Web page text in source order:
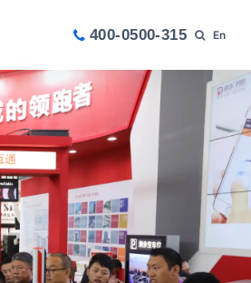
400-0500-315 En